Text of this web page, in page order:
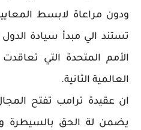
ودون مراعاة لابسط
تستند الي مبدأ سيادة الدول
الأمم المتحدة التي
العالمية الثانية.
ان عقيدة ترامب تفتح
يضمن لة الحق بالسيطرة